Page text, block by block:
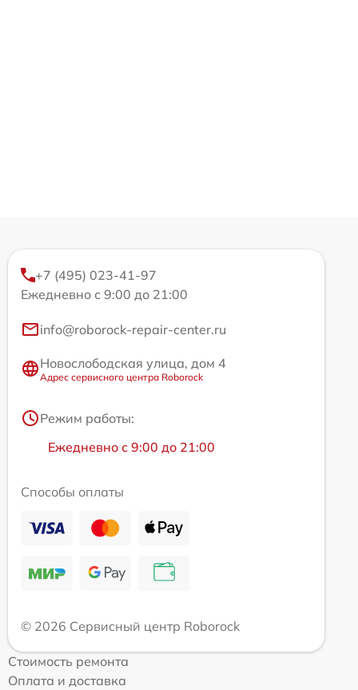
+7 (495) 023-41-97
Ежедневно с 9:00 до 21:00
info@roborock-repair-center.ru
Новослободская улица, дом 4
Адрес сервисного центра Roborock
Режим работы:
Ежедневно с 9:00 до 21:00
Способы оплаты
© 2026 Сервисный центр Roborock
Стоимость ремонта
Оплата и доставка